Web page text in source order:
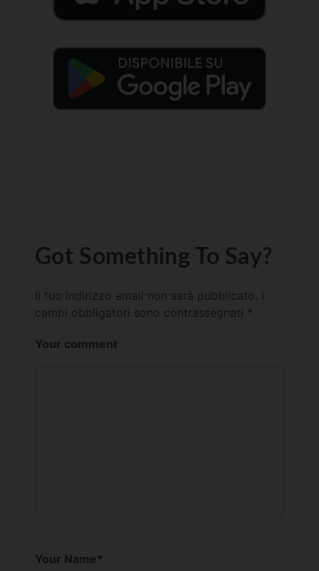
Got Something To Say?
Il tuo indirizzo email non sarà pubblicato.
campi obbligatori sono contrassegnati *
Your comment
Your Name*